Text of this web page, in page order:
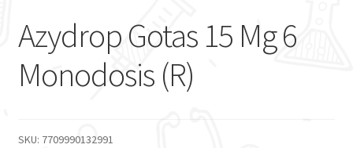
Azydrop Gotas 15 Mg 6
Monodosis (R)
SKU: 7709990132991